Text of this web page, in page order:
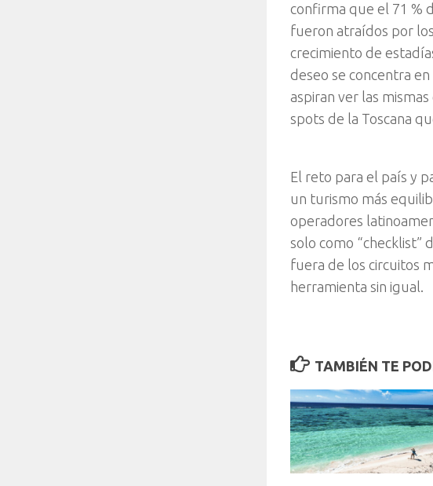
confirma que el 71 %
fueron atraídos por
crecimiento de
deseo se concentra
aspiran ver las
spots de la Toscana
El reto para el país y
un turismo más
operadores
solo como “checklist”
fuera de los circuitos
herramienta sin igual.
TAMBIÉN TE